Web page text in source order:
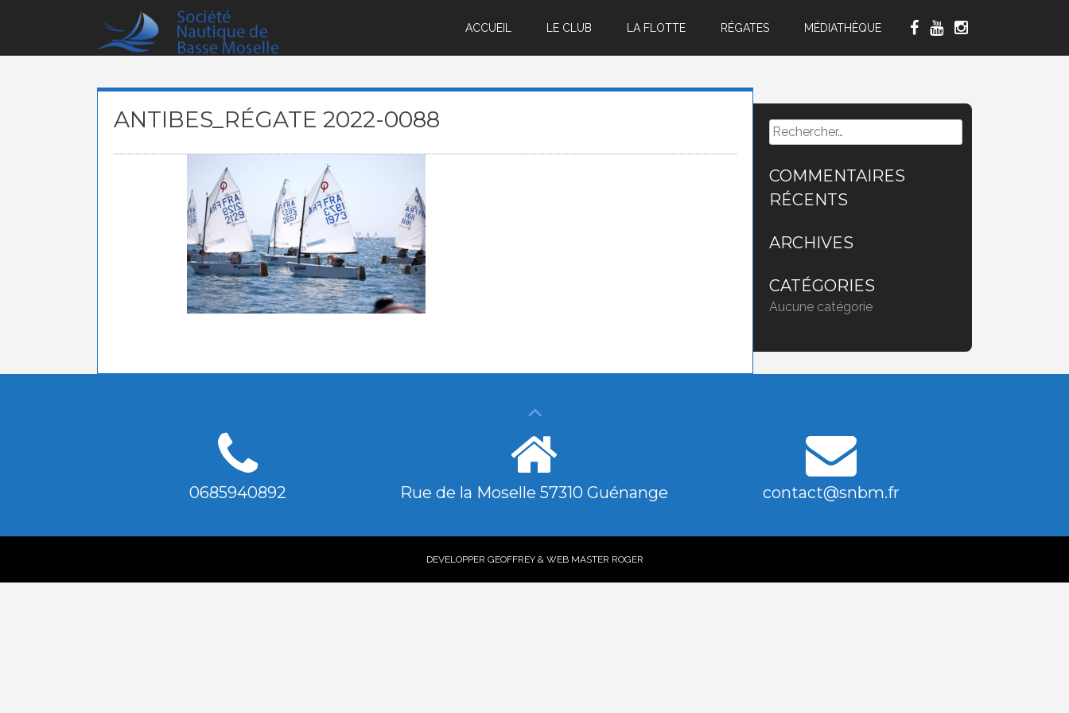
ACCUEIL LE CLUB LA FLOTTE RÉGATES MÉDIATHÈQUE
ANTIBES_RÉGATE 2022-0088 Rechercher :
COMMENTAIRES
RÉCENTS
ARCHIVES
CATÉGORIES
Aucune catégorie
0685940892 Rue de la Moselle 57310 Guénange contact@snbm.fr
DEVELOPPER GEOFFREY & WEB MASTER ROGER